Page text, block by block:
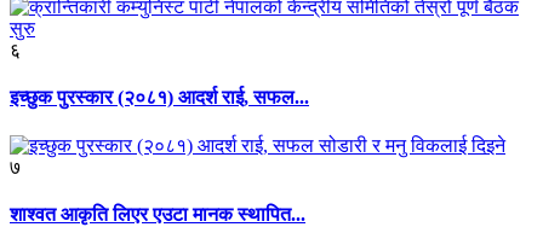
६
इच्छुक पुरस्कार (२०८१) आदर्श राई, सफल...
७
शाश्वत आकृति लिएर एउटा मानक स्थापित...